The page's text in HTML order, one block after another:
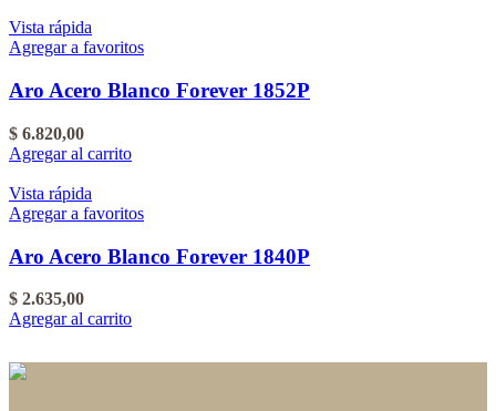
Vista rápida
Agregar a favoritos
Aro Acero Blanco Forever 1852P
$ 6.820,00
Agregar al carrito
Vista rápida
Agregar a favoritos
Aro Acero Blanco Forever 1840P
$ 2.635,00
Agregar al carrito